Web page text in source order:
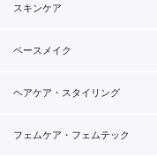
スキンケア
ベースメイク
ヘアケア・スタイリング
フェムケア・フェムテック